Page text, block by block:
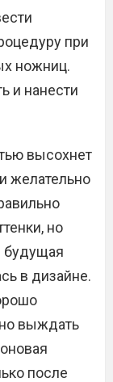
при
ножниц.
и нанести
высохнет
желательно
но
будущая
в дизайне.
выждать
после